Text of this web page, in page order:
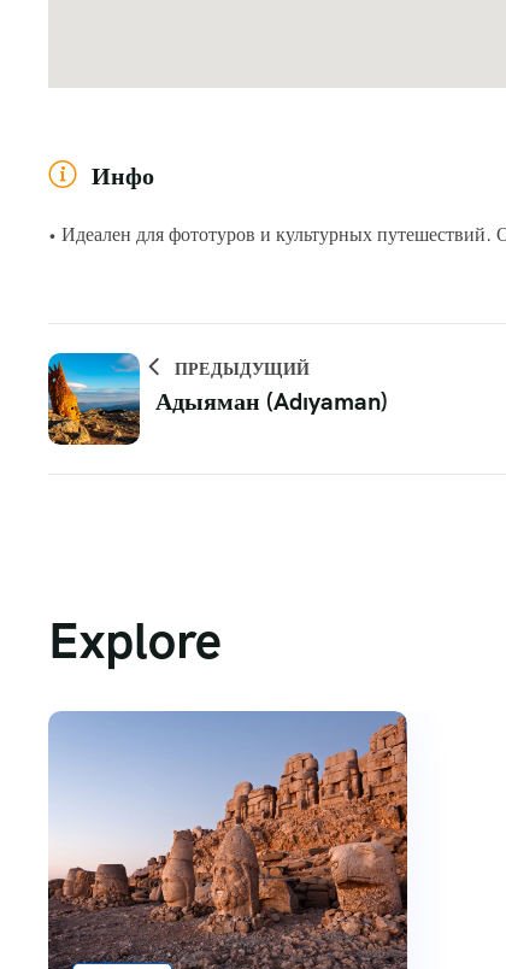
Инфо
• Идеален для фототуров и культурных путешествий.
ПРЕДЫДУЩИЙ
Адыяман (Adıyaman)
Explore